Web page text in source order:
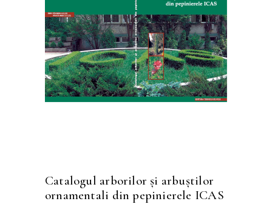
CITEȘTE MAI MULT
Catalogul arborilor și arbuștilor
ornamentali din pepinierele ICAS